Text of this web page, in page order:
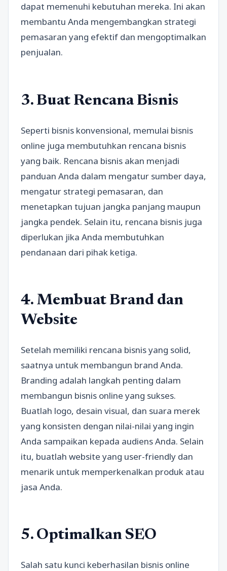
dapat memenuhi kebutuhan mereka. Ini akan
membantu Anda mengembangkan strategi
pemasaran yang efektif dan mengoptimalkan
penjualan.
3. Buat Rencana Bisnis
Seperti bisnis konvensional, memulai bisnis
online juga membutuhkan rencana bisnis
yang baik. Rencana bisnis akan menjadi
panduan Anda dalam mengatur sumber daya,
mengatur strategi pemasaran, dan
menetapkan tujuan jangka panjang maupun
jangka pendek. Selain itu, rencana bisnis juga
diperlukan jika Anda membutuhkan
pendanaan dari pihak ketiga.
4. Membuat Brand dan
Website
Setelah memiliki rencana bisnis yang solid,
saatnya untuk membangun brand Anda.
Branding adalah langkah penting dalam
membangun bisnis online yang sukses.
Buatlah logo, desain visual, dan suara merek
yang konsisten dengan nilai-nilai yang ingin
Anda sampaikan kepada audiens Anda. Selain
itu, buatlah website yang user-friendly dan
menarik untuk memperkenalkan produk atau
jasa Anda.
5. Optimalkan SEO
Salah satu kunci keberhasilan bisnis online